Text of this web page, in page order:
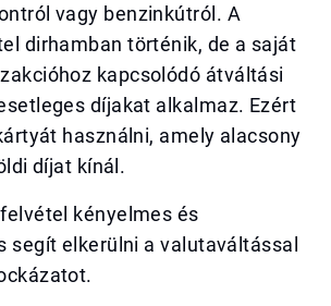
vagy benzinkútról. A
dirhamban történik, de a saját
kapcsolódó átváltási
díjakat alkalmaz. Ezért
használni, amely alacsony
díjat kínál.
kényelmes és
segít elkerülni a valutaváltással